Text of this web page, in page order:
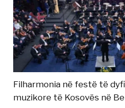
Filharmonia në festë të
muzikore të Kosovës në